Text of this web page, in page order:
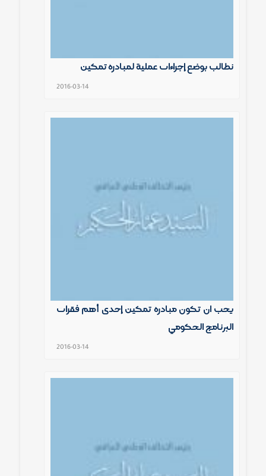
نطالب بوضع إجراءات عملية لمبادرة تمكين
2016-03-14
يجب ان تكون مبادرة تمكين إحدى أهم فقرات
البرنامج الحكومي
2016-03-14